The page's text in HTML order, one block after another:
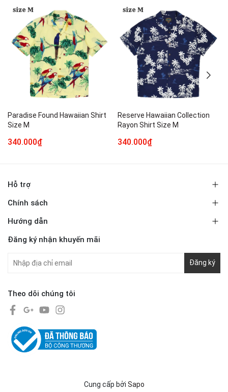
Paradise Found Hawaiian Shirt
Size M
340.000₫
Reserve Hawaiian Collection
Rayon Shirt Size M
340.000₫
Hỗ trợ
Chính sách
Hướng dẫn
Đăng ký nhận khuyến mãi
Đăng ký
Theo dõi chúng tôi
Cung cấp bởi Sapo